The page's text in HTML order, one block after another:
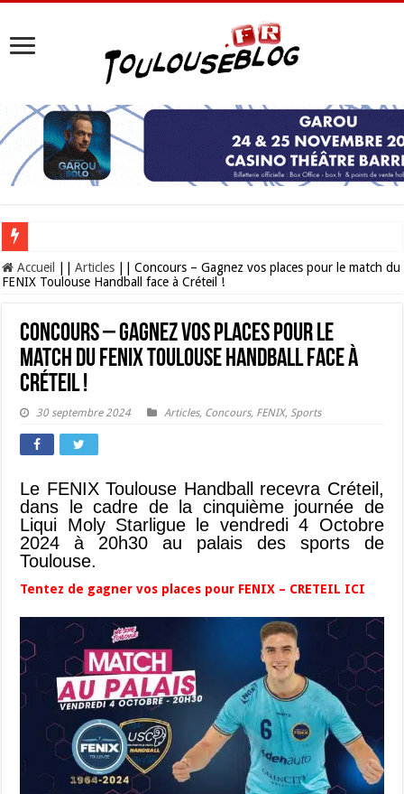
Les Nocturnes de la Cité de l’espace 2026 : l’événement incontournable de
Accueil Articles
Concours – Gagnez vos places pour le match du
FENIX Toulouse Handball face à Créteil !
Concours – Gagnez vos places pour le
match du FENIX Toulouse Handball face à
Créteil !
30 septembre 2024 Articles, Concours, FENIX, Sports
Le FENIX Toulouse Handball recevra Créteil,
dans le cadre de la cinquième journée de
Liqui Moly Starligue le vendredi 4 Octobre
2024 à 20h30 au palais des sports de
Toulouse.
Tentez de gagner vos places pour FENIX – CRETEIL ICI